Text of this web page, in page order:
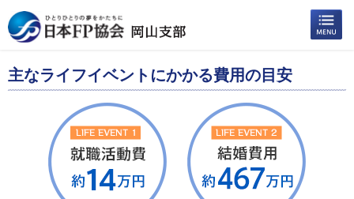
主なライフイベントにかかる費用の目安